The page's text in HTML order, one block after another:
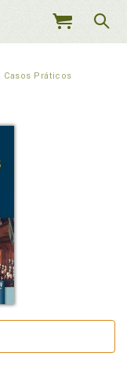
MEU
Casos Práticos